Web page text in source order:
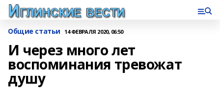
Общие статьи 14 ФЕВРАЛЯ 2020, 06:50
И через много лет
воспоминания тревожат
душу